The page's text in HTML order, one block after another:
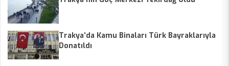
Trakya’da Kamu Binaları Türk Bayraklarıyla
Donatıldı